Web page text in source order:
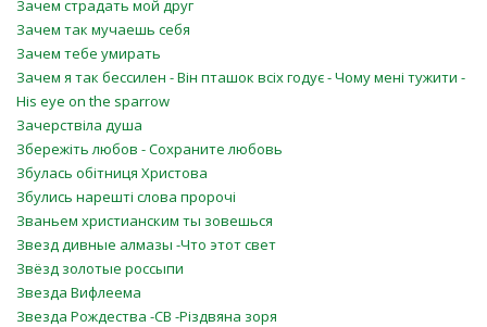
Зачем страдать мой друг
Зачем так мучаешь себя
Зачем тебе умирать
Зачем я так бессилен - Він пташок всіх годує - Чому мені тужити -
His eye on the sparrow
Зачерствіла душа
Збережіть любов - Сохраните любовь
Збулась обітниця Христова
Збулись нарешті слова пророчі
Званьем христианским ты зовешься
Звезд дивные алмазы -Что этот свет
Звёзд золотые россыпи
Звезда Вифлеема
Звезда Рождества -СВ -Різдвяна зоря